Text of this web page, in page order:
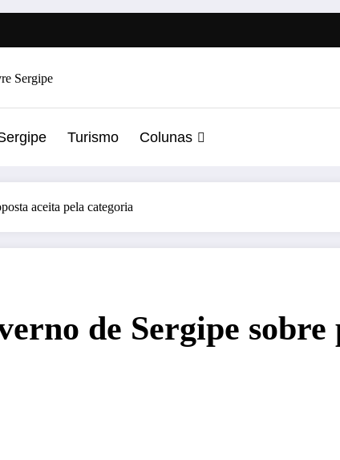
Turismo Colunas
aceita pela categoria
de Sergipe sobre